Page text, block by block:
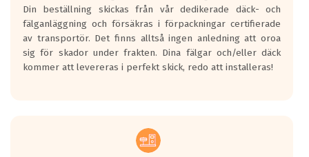
Din beställning skickas från vår dedikerade däck- och
fälganläggning och försäkras i förpackningar certifierade
av transportör. Det finns alltså ingen anledning att oroa
sig för skador under frakten. Dina fälgar och/eller däck
kommer att levereras i perfekt skick, redo att installeras!